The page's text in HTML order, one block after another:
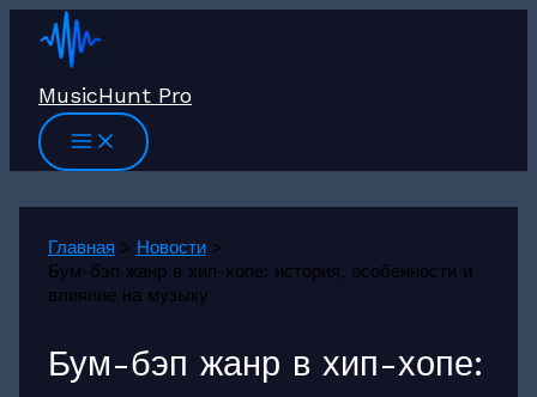
Перейти
MusicHunt Pro
Главная
Новости
Бум-бэп жанр в хип-хопе: история, особенности и
влияние на музыку
Бум-бэп жанр в хип-хопе: